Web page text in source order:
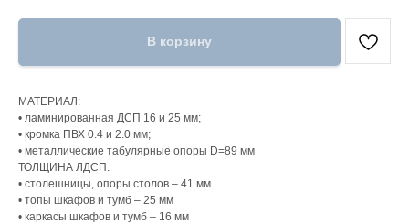
В корзину
МАТЕРИАЛ:
• ламинированная ДСП 16 и 25 мм;
• кромка ПВХ 0.4 и 2.0 мм;
• металлические табулярные опоры D=89 мм
ТОЛЩИНА ЛДСП:
• столешницы, опоры столов – 41 мм
• топы шкафов и тумб – 25 мм
• каркасы шкафов и тумб – 16 мм